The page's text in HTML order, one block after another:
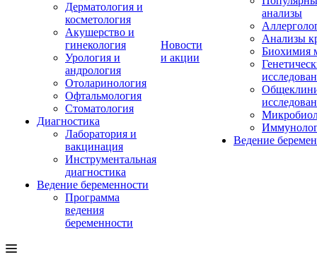
Дерматология и
косметология
Акушерство и
гинекология
Урология и
андрология
Отоларинология
Офтальмология
Стоматология
Диагностика
Лаборатория и
вакцинация
Инструментальная
диагностика
Ведение беременности
Программа
ведения
беременности
Новости
и акции
анализы
Анализы
Биохимия
Ведение